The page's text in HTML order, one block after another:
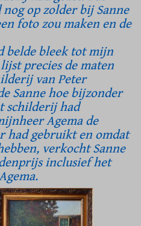
op zolder bij Sanne
foto zou maken en de
belde bleek tot mijn
precies de maten
van Peter
Sanne hoe bijzonder
schilderij had
Agema de
had gebruikt en omdat
verkocht Sanne
inclusief het